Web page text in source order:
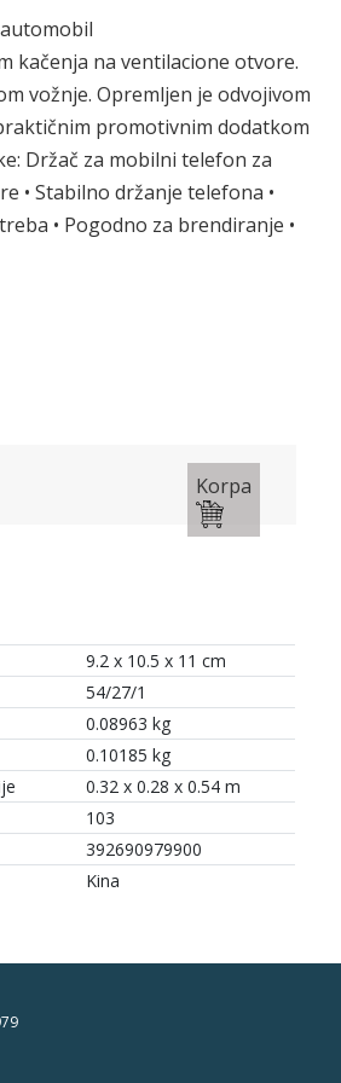
kačenja na ventilacione otvore.
vožnje. Opremljen je odvojivom
promotivnim dodatkom
Držač za mobilni telefon za
• Stabilno držanje telefona •
• Pogodno za brendiranje •
Korpa
9.2 x 10.5 x 11 cm
54/27/1
0.08963 kg
0.10185 kg
0.32 x 0.28 x 0.54 m
103
392690979900
Kina